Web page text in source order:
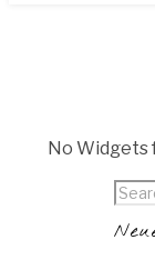
No Widgets